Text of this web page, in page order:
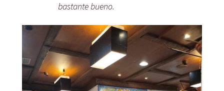
bastante bueno.